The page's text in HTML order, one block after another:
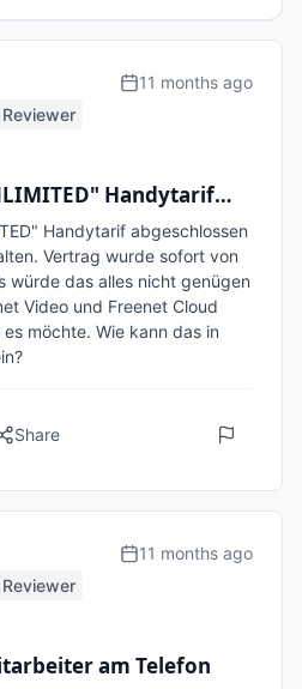
11 months ago
Handytarif…
Handytarif abgeschlossen
Vertrag wurde sofort von
würde das alles nicht genügen
Video und Freenet Cloud
möchte. Wie kann das in
Share
11 months ago
am Telefon